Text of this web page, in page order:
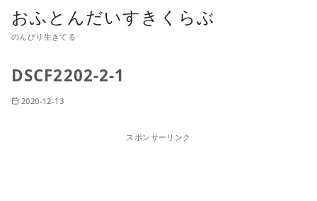
おふとんだいすきくらぶ
のんびり生きてる
DSCF2202-2-1
2020-12-13
スポンサーリンク